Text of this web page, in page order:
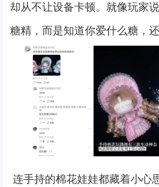
却从不让设备卡顿。就像玩家
糖精，而是知道你爱什么糖，
连手持的棉花娃娃都藏着小心